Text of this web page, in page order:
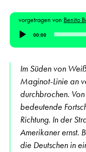
vorgetragen von Benito
Audio-
Player
00:00
Im Süden von
Maginot-Linie an
durchbrochen.
bedeutende
Richtung. In der
Amerikaner ernst.
die Deutschen in